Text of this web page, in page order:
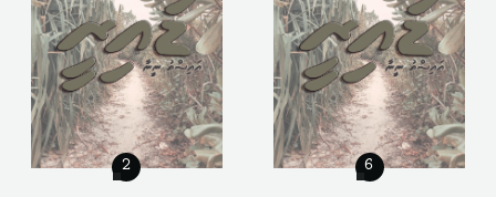
2 6